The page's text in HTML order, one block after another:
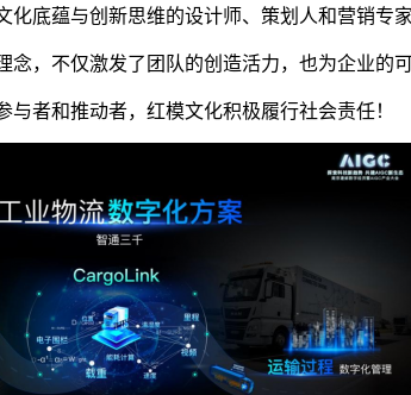
化底蕴与创新思维的设计师、策划人和营销专
念，不仅激发了团队的创造活力，也为企业的
与者和推动者，红模文化积极履行社会责任！